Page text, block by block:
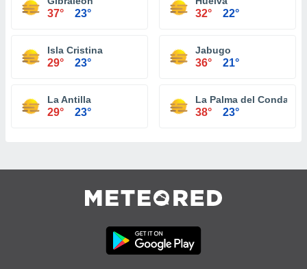
37° 23° 32° 22°
Isla Cristina
29° 23°
Jabugo
36° 21°
La Antilla
29° 23°
La Palma del Condado
38° 23°